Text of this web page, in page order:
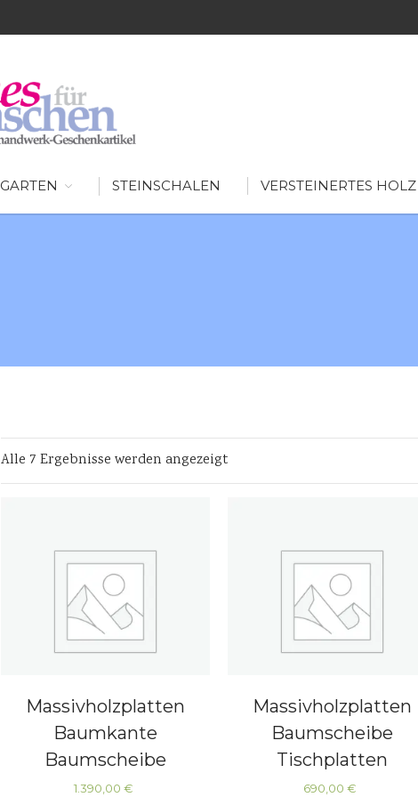
GARTEN STEINSCHALEN VERSTEINERTES HOLZ
Alle 7 Ergebnisse werden angezeigt
Massivholzplatten
Baumkante
Baumscheibe
Tischplatten
1.390,00 €
Massivholzplatten
Baumscheibe
Tischplatten
Küchenplatten
690,00€